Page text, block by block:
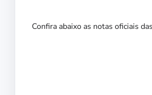
Confira abaixo as notas oficiais